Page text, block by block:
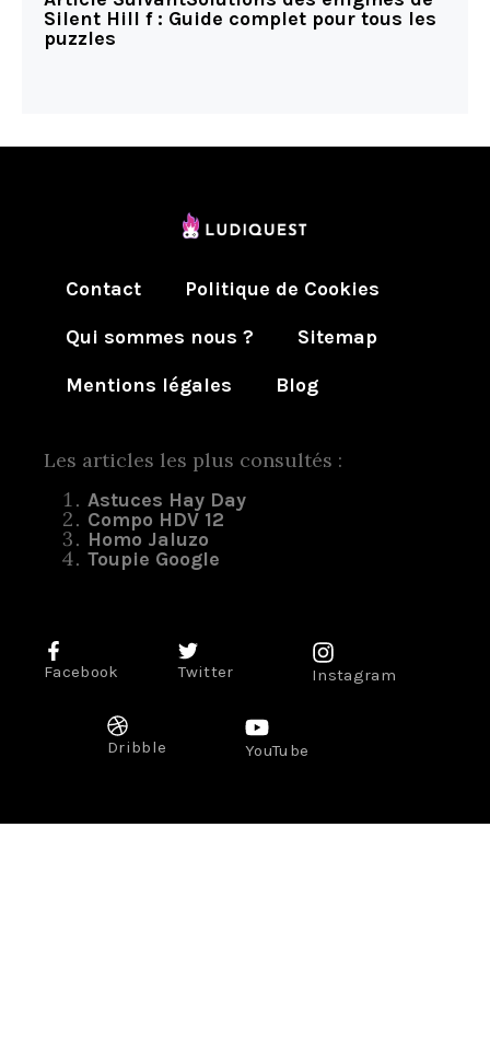
Silent Hill f : Guide complet pour tous les
puzzles
Contact
Politique de Cookies
Qui sommes nous ?
Sitemap
Mentions légales
Blog
Les articles les plus consultés :
Astuces Hay Day
Compo HDV 12
Homo Jaluzo
Toupie Google
Facebook Twitter Instagram
Dribble YouTube